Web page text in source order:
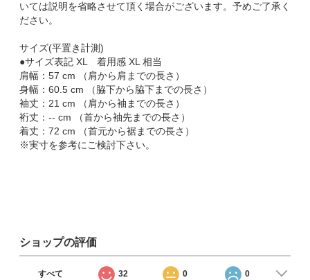
いては説明を省略させて頂く場合がございます。予めご了承く
ださい。
サイズ(平置き計測)
●サイズ表記 XL 着用感 XL 相当
肩幅：57 cm （肩から肩までの長さ）
身幅：60.5 cm （脇下から脇下までの長さ）
袖丈：21 cm （肩から袖までの長さ）
裄丈：-- cm （首から袖先までの長さ）
着丈：72 cm （首元から裾までの長さ）
※実寸を参考にご検討下さい。
ショップの評価
すべて 32 0 0